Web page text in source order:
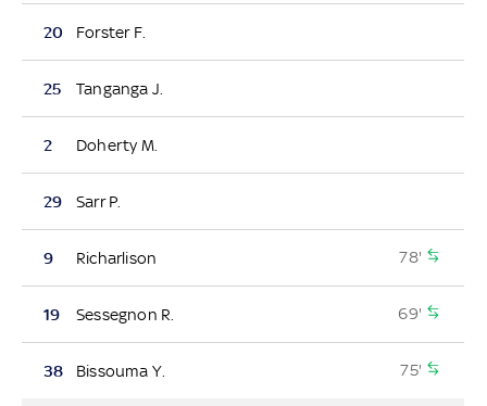
20 Forster F.
25 Tanganga J.
2 Doherty M.
29 Sarr P.
9 Richarlison 78'
19 Sessegnon R. 69'
38 Bissouma Y. 75'